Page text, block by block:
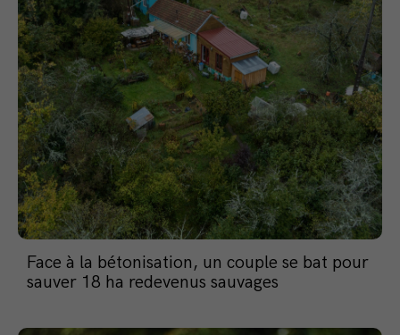
Face à la bétonisation, un couple se bat pour
sauver 18 ha redevenus sauvages